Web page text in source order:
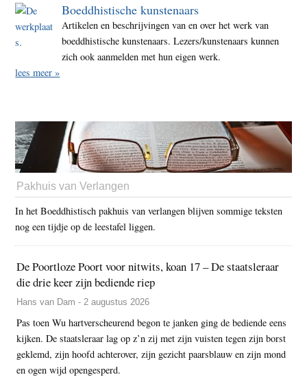
Boeddhistische kunstenaars
Artikelen en beschrijvingen van en over het werk van
boeddhistische kunstenaars. Lezers/kunstenaars kunnen
zich ook aanmelden met hun eigen werk.
lees meer »
Pakhuis van Verlangen
In het Boeddhistisch pakhuis van verlangen blijven sommige teksten
nog een tijdje op de leestafel liggen.
De Poortloze Poort voor nitwits, koan 17 – De staatsleraar
die drie keer zijn bediende riep
Hans van Dam - 2 augustus 2026
Pas toen Wu hartverscheurend begon te janken ging de bediende eens
kijken. De staatsleraar lag op z’n zij met zijn vuisten tegen zijn borst
geklemd, zijn hoofd achterover, zijn gezicht paarsblauw en zijn mond
en ogen wijd opengesperd.